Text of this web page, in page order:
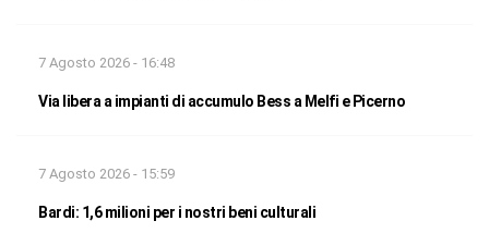
7 Agosto 2026 - 16:48
Via libera a impianti di accumulo Bess a Melfi e Picerno
7 Agosto 2026 - 15:59
Bardi: 1,6 milioni per i nostri beni culturali